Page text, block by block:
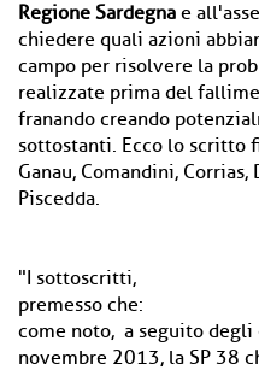
Regione Sardegna e
chiedere quali azioni
campo per risolvere la
realizzate prima del
franando creando
sottostanti. Ecco lo scritto
Ganau, Comandini,
Piscedda.
"I sottoscritti,
premesso che:
come noto, a seguito
novembre 2013, la SP 38